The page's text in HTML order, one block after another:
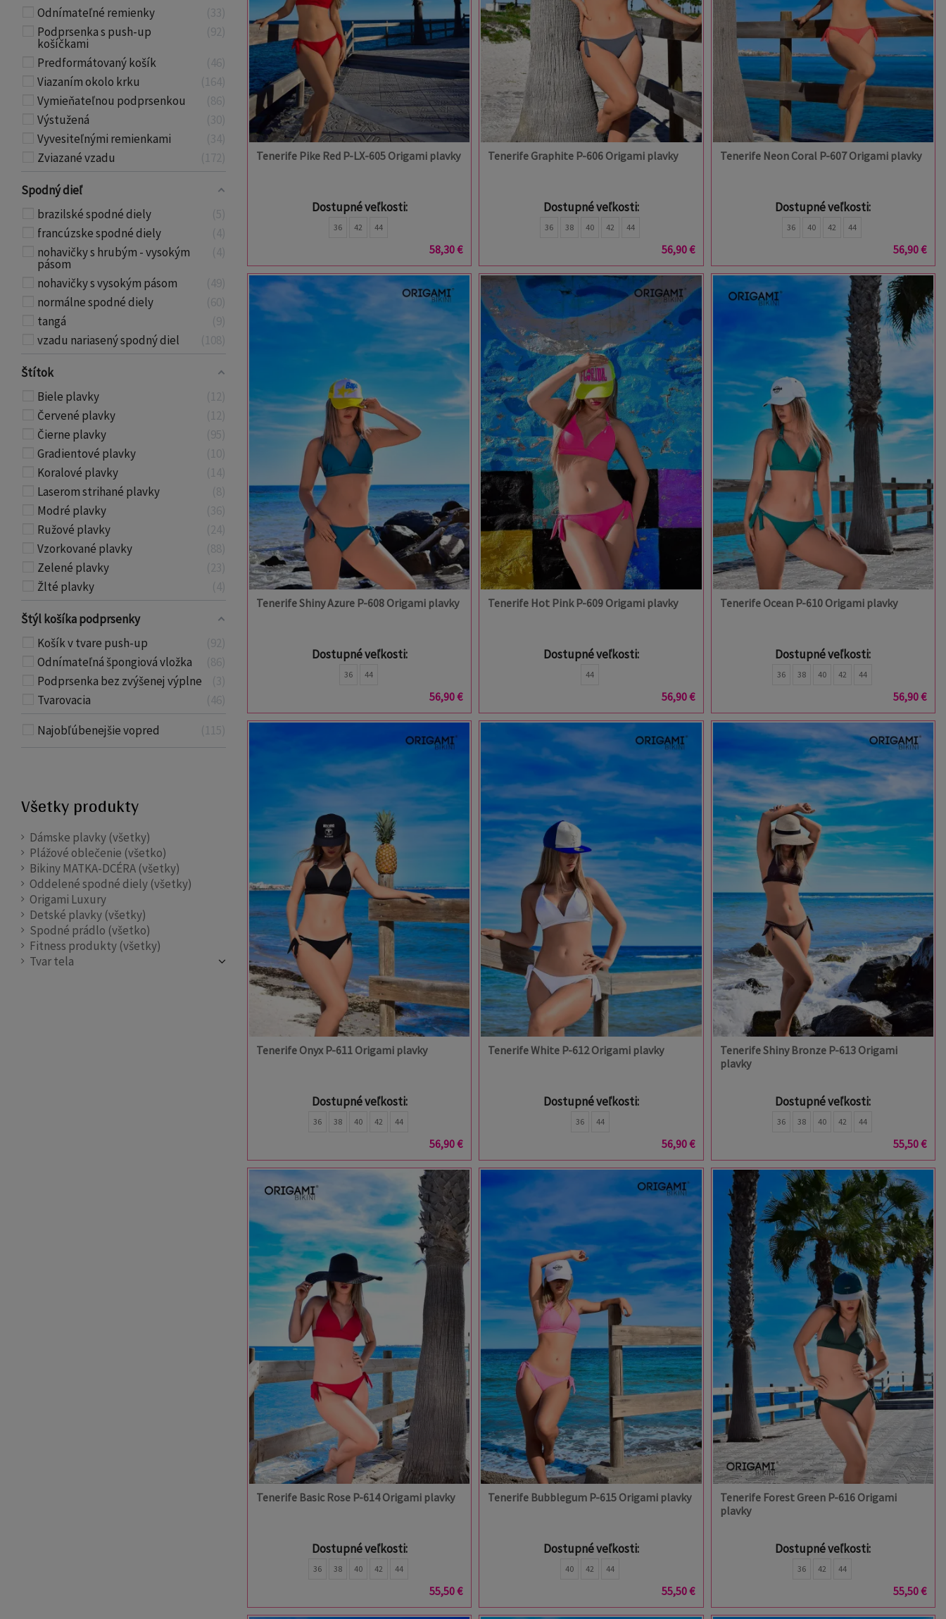
Tenerife Pike Red P-LX-605 Origami plavky
Dostupné veľkosti:
36 42 44
58,30 €
Tenerife Graphite P-606 Origami plavky
Dostupné veľkosti:
36 38 40 42 44
56,90 €
Tenerife Neon Coral P-607 Origami plavky
Dostupné veľkosti:
36 40 42 44
56,90 €
Tenerife Shiny Azure P-608 Origami plavky
Dostupné veľkosti:
36 44
56,90 €
Tenerife Hot Pink P-609 Origami plavky
Dostupné veľkosti:
44
56,90 €
Tenerife Ocean P-610 Origami plavky
Dostupné veľkosti:
36 38 40 42 44
56,90 €
Tenerife Onyx P-611 Origami plavky
Dostupné veľkosti:
36 38 40 42 44
56,90 €
Tenerife White P-612 Origami plavky
Dostupné veľkosti:
36 44
56,90 €
Tenerife Shiny Bronze P-613 Origami
plavky
Dostupné veľkosti:
36 38 40 42 44
55,50 €
Tenerife Basic Rose P-614 Origami plavky
Dostupné veľkosti:
36 38 40 42 44
55,50 €
Tenerife Bubblegum P-615 Origami plavky
Dostupné veľkosti:
40 42 44
55,50 €
Tenerife Forest Green P-616 Origami
plavky
Dostupné veľkosti:
36 42 44
55,50 €
Odnímateľné remienky
33
Podprsenka s push-up
košíčkami
92
Predformátovaný košík
46
Viazaním okolo krku
164
Vymieňateľnou podprsenkou
86
Výstužená
30
Vyvesiteľnými remienkami
34
Zviazané vzadu
172
Spodný dieľ
brazilské spodné diely
5
francúzske spodné diely
4
nohavičky s hrubým - vysokým
pásom
4
nohavičky s vysokým pásom
49
normálne spodné diely
60
tangá
9
vzadu nariasený spodný diel
108
Štítok
Biele plavky
12
Červené plavky
12
Čierne plavky
95
Gradientové plavky
10
Koralové plavky
14
Laserom strihané plavky
8
Modré plavky
36
Ružové plavky
24
Vzorkované plavky
88
Zelené plavky
23
Žlté plavky
4
Štýl košíka podprsenky
Košík v tvare push-up
92
Odnímateľná špongiová vložka
86
Podprsenka bez zvýšenej výplne
3
Tvarovacia
46
Najobľúbenejšie vopred
115
Všetky produkty
Dámske plavky (všetky)
Plážové oblečenie (všetko)
Bikiny MATKA-DCÉRA (všetky)
Oddelené spodné diely (všetky)
Origami Luxury
Detské plavky (všetky)
Spodné prádlo (všetko)
Fitness produkty (všetky)
Tvar tela